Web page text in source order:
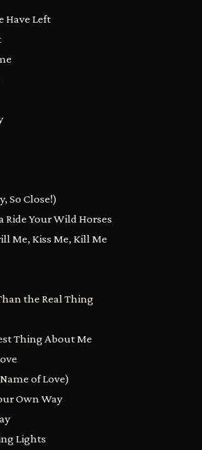
Have Left
So Close!)
Ride Your Wild Horses
Me, Kiss Me, Kill Me
the Real Thing
Thing About Me
of Love)
Own Way
Lights